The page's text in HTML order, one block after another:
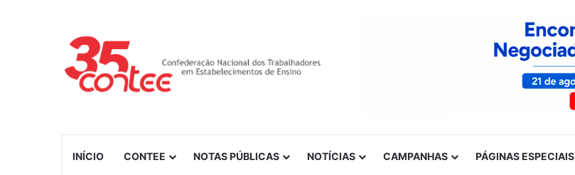
INÍCIO CONTEE NOTAS PÚBLICAS NOTÍCIAS CAMPANHAS PÁGINAS ESPECIAIS